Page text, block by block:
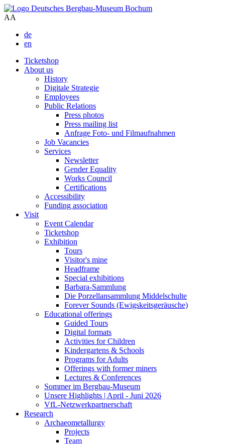
AA
de
en
Ticketshop
About us
History
Digitale Strategie
Employees
Public Relations
Press photos
Press mailing list
Anfrage Foto- und Filmaufnahmen
Job Vacancies
Services
Newsletter
Gender Equality
Works Council
Certifications
Accessibility
Funding association
Visit
Event Calendar
Ticketshop
Exhibition
Tours
Visitor's mine
Headframe
Special exhibitions
Barbara-Sammlung
Die Porzellansammlung Middelschulte
Forever Sounds (Ewigskeitsgeräusche)
Educational offerings
Guided Tours
Digital formats
Activities for Children
Kindergartens & Schools
Programs for Adults
Offerings with former miners
Lectures & Conferences
Sommer im Bergbau-Museum
Unsere Highlights | April - Juni 2026
VfL-Netzwerkpartnerschaft
Research
Archaeometallurgy
Projects
Team